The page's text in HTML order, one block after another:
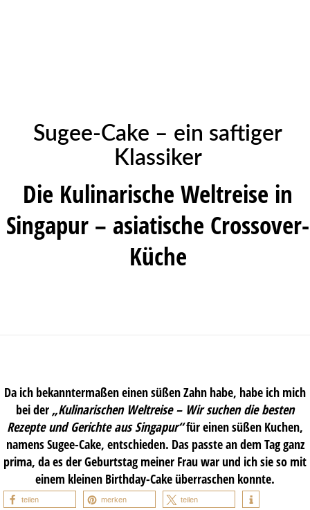
Sugee-Cake – ein saftiger
Klassiker
Die Kulinarische Weltreise in
Singapur – asiatische Crossover-
Küche
Da ich bekanntermaßen einen süßen Zahn habe, habe ich mich
bei der „Kulinarischen Weltreise – Wir suchen die besten
Rezepte und Gerichte aus Singapur“für einen süßen Kuchen,
namens Sugee-Cake, entschieden. Das passte an dem Tag ganz
prima, da es der Geburtstag meiner Frau war und ich sie so mit
einem kleinen Birthday-Cake überraschen konnte.
teilen merken teilen